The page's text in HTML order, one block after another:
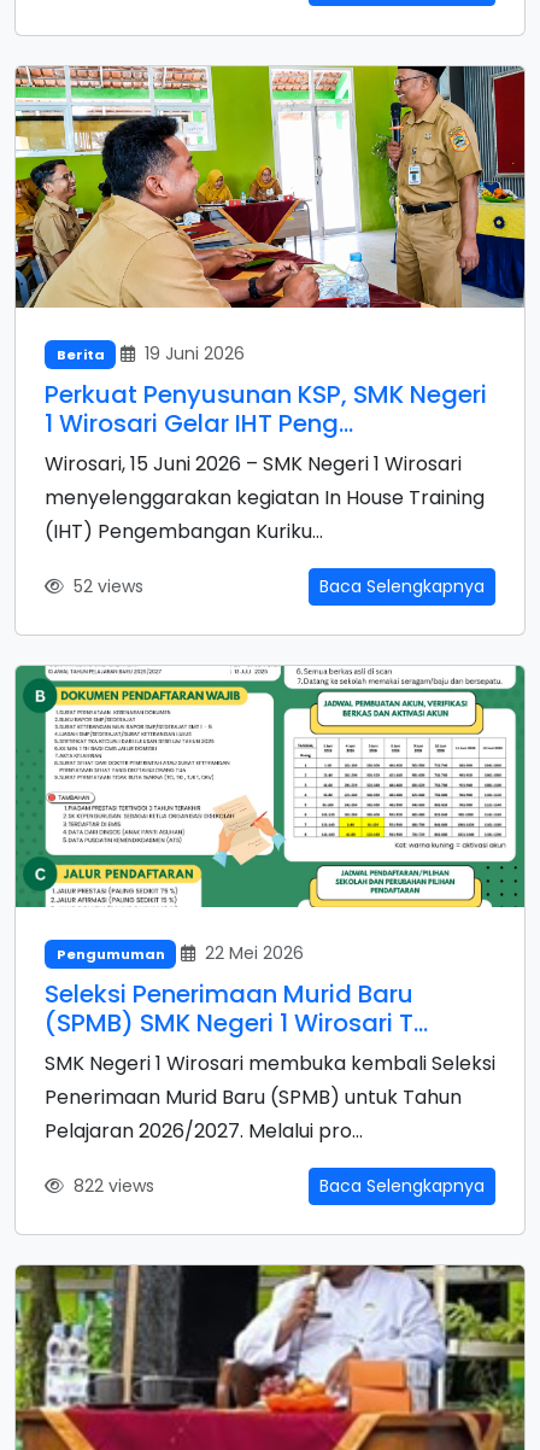
Berita 19 Juni 2026
Perkuat Penyusunan KSP, SMK Negeri
1 Wirosari Gelar IHT Peng...
Wirosari, 15 Juni 2026 – SMK Negeri 1 Wirosari
menyelenggarakan kegiatan In House Training
(IHT) Pengembangan Kuriku...
52 views Baca Selengkapnya
Pengumuman 22 Mei 2026
Seleksi Penerimaan Murid Baru
(SPMB) SMK Negeri 1 Wirosari T...
SMK Negeri 1 Wirosari membuka kembali Seleksi
Penerimaan Murid Baru (SPMB) untuk Tahun
Pelajaran 2026/2027. Melalui pro...
822 views Baca Selengkapnya